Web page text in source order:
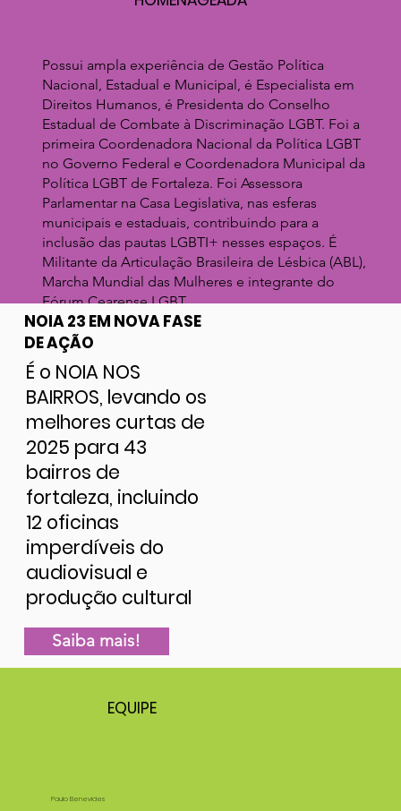
Possui ampla experiência de Gestão Política
Nacional, Estadual e Municipal, é Especialista em
Direitos Humanos, é Presidenta do Conselho
Estadual de Combate à Discriminação LGBT. Foi a
primeira Coordenadora Nacional da Política LGBT
no Governo Federal e Coordenadora Municipal da
Política LGBT de Fortaleza. Foi Assessora
Parlamentar na Casa Legislativa, nas esferas
municipais e estaduais, contribuindo para a
inclusão das pautas LGBTI+ nesses espaços. É
Militante da Articulação Brasileira de Lésbica (ABL),
Marcha Mundial das Mulheres e integrante do
Fórum Cearense LGBT.
NOIA 23 EM NOVA FASE
DE AÇÃO
É o NOIA NOS
BAIRROS, levando os
melhores curtas de
2025 para 43
bairros de
fortaleza, incluindo
12 oficinas
imperdíveis do
audiovisual e
produção cultural
Saiba mais!
EQUIPE
Paulo Benevides